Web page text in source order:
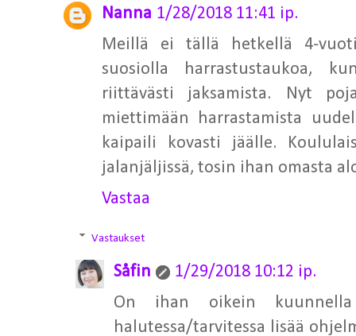
Nanna 1/28/2018 11:41 ip.
Meillä ei tällä hetkellä 4-
suosiolla harrastustaukoa,
riittävästi jaksamista. Nyt
miettimään harrastamista
kaipaili kovasti jäälle.
jalanjäljissä, tosin ihan omasta
Vastaa
Vastaukset
Såfin
1/29/2018 10:12 ip.
On ihan oikein
halutessa/tarvitessa lisää